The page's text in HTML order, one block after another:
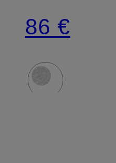
COTTON
JERSEY
86 €